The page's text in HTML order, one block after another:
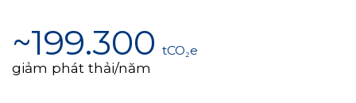
~199.300 tCO₂e
giảm phát thải/năm